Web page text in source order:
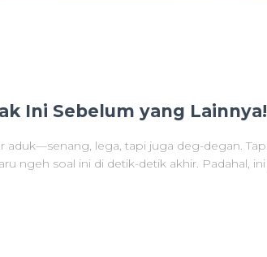
Ini Sebelum yang Lainnya!
lega, tapi juga deg-degan.
ngeh soal ini di detik-detik akhir. Padahal,